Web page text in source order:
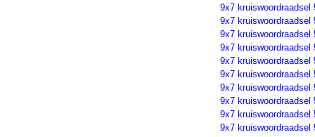
9x7 kruiswoordraadsel
9x7 kruiswoordraadsel
9x7 kruiswoordraadsel
9x7 kruiswoordraadsel
9x7 kruiswoordraadsel
9x7 kruiswoordraadsel
9x7 kruiswoordraadsel
9x7 kruiswoordraadsel
9x7 kruiswoordraadsel
9x7 kruiswoordraadsel